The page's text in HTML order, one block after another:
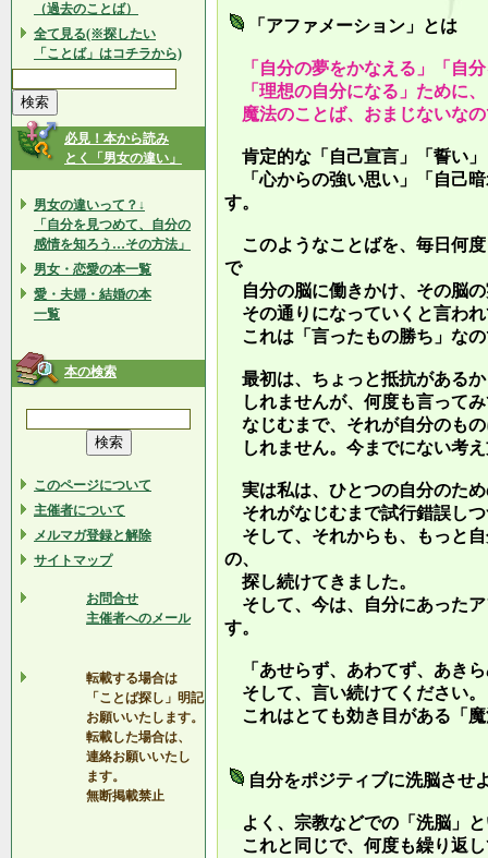
（過去のことば）
全て見る(※探したい
「ことば」はコチラから)
必見！本から読み
とく「男女の違い」
男女の違いって？↓
「自分を見つめて、自分の
感情を知ろう…その方法」
男女・恋愛の本一覧
愛・夫婦・結婚の本
一覧
本の検索
このページについて
主催者について
メルマガ登録と解除
サイトマップ
お問合せ
主催者へのメール
転載する場合は
「ことば探し」明記
お願いいたします。
転載した場合は、
連絡お願いいたし
ます。
無断掲載禁止
「アファメーション」とは
「自分の夢をかなえる」「自
「理想の自分になる」ために
魔法のことば、おまじないな
肯定的な「自己宣言」「誓い
「心からの強い思い」「自己
す。
このようなことばを、毎日何
で
自分の脳に働きかけ、その脳
その通りになっていくと言わ
これは「言ったもの勝ち」な
最初は、ちょっと抵抗がある
しれませんが、何度も言って
なじむまで、それが自分のも
しれません。今までにない考
実は私は、ひとつの自分のた
それがなじむまで試行錯誤し
そして、それからも、もっと
の、
探し続けてきました。
そして、今は、自分にあった
す。
「あせらず、あわてず、あき
そして、言い続けてください。
これはとても効き目がある「
自分をポジティブに洗脳させ
よく、宗教などでの「洗脳」
これと同じで、何度も繰り返